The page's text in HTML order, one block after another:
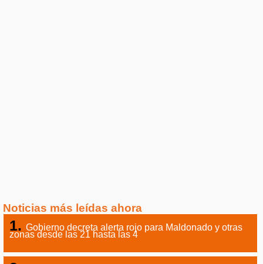
Noticias más leídas ahora
Gobierno decreta alerta rojo para Maldonado y otras
zonas desde las 21 hasta las 4